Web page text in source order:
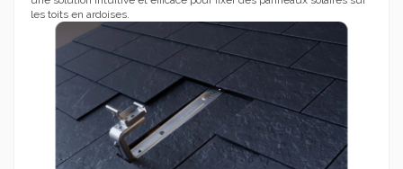
les toits en ardoises.